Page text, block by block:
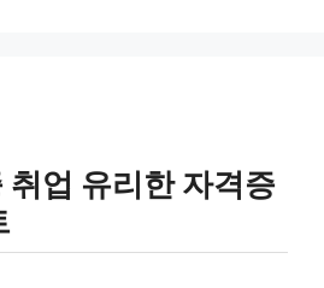
취업 유리한 자격증